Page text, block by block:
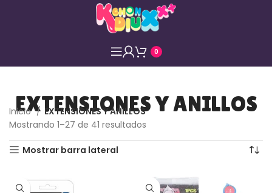
0
EXTENSIONES Y ANILLOS
Inicio EXTENSIONES Y ANILLOS
Página 2
Mostrando 28–41 de 41 resultados
Mostrar barra lateral